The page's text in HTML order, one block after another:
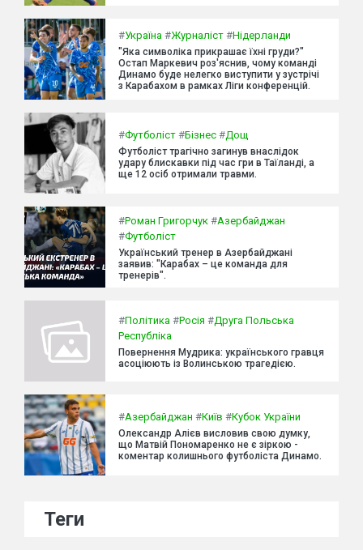
#Україна #Журналіст #Нідерланди
"Яка символіка прикрашає їхні груди?"
Остап Маркевич роз'яснив, чому команді
Динамо буде нелегко виступити у зустрічі
з Карабахом в рамках Ліги конференцій.
#Футболіст #Бізнес #Дощ
Футболіст трагічно загинув внаслідок
удару блискавки під час гри в Таїланді, а
ще 12 осіб отримали травми.
#Роман Григорчук #Азербайджан
#Футболіст
Український тренер в Азербайджані
заявив: "Карабах – це команда для
тренерів".
#Політика #Росія #Друга Польська
Республіка
Повернення Мудрика: українського гравця
асоціюють із Волинською трагедією.
#Азербайджан #Київ #Кубок України
Олександр Алієв висловив свою думку,
що Матвій Пономаренко не є зіркою -
коментар колишнього футболіста Динамо.
Теги